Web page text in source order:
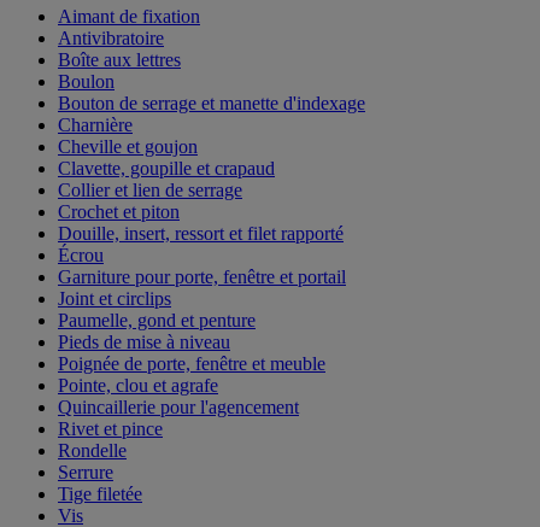
Aimant de fixation
Antivibratoire
Boîte aux lettres
Boulon
Bouton de serrage et manette d'indexage
Charnière
Cheville et goujon
Clavette, goupille et crapaud
Collier et lien de serrage
Crochet et piton
Douille, insert, ressort et filet rapporté
Écrou
Garniture pour porte, fenêtre et portail
Joint et circlips
Paumelle, gond et penture
Pieds de mise à niveau
Poignée de porte, fenêtre et meuble
Pointe, clou et agrafe
Quincaillerie pour l'agencement
Rivet et pince
Rondelle
Serrure
Tige filetée
Vis